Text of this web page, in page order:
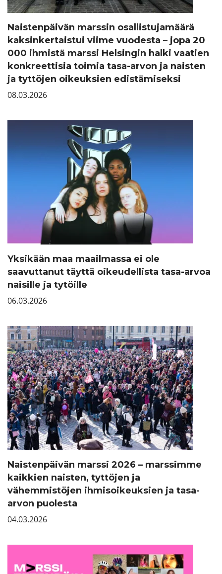
Naistenpäivän marssin osallistujamäärä
kaksinkertaistui viime vuodesta – jopa 20
000 ihmistä marssi Helsingin halki vaatien
konkreettisia toimia tasa-arvon ja naisten
ja tyttöjen oikeuksien edistämiseksi
08.03.2026
Yksikään maa maailmassa ei ole
saavuttanut täyttä oikeudellista tasa-arvoa
naisille ja tytöille
06.03.2026
Naistenpäivän marssi 2026 – marssimme
kaikkien naisten, tyttöjen ja
vähemmistöjen ihmisoikeuksien ja tasa-
arvon puolesta
04.03.2026